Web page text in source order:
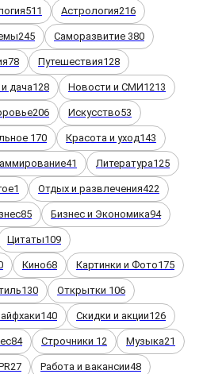
511 Астрология216
245 Саморазвитие 380
78 Путешествия128
дача128 Новости и СМИ1213
206 Искусство53
170 Красота и уход143
41 Литература125
1 Отдых и развлечения422
85 Бизнес и Экономика94
Цитаты109
Кино68 Картинки и Фото175
130 Открытки 106
140 Скидки и акции126
84 Строчники 12 Музыка21
27 Работа и вакансии48